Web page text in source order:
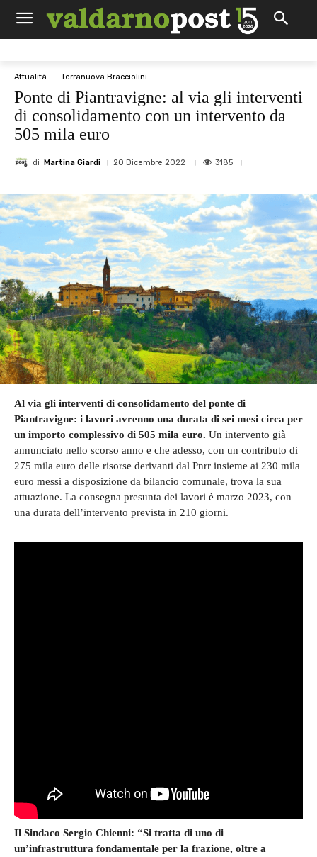
Attualità Terranuova Bracciolini
Ponte di Piantravigne: al via gli interventi
di consolidamento con un intervento da
505 mila euro
di Martina Giardi 20 Dicembre 2022 3185
Al via gli interventi di consolidamento del ponte di
Piantravigne: i lavori avrenno una durata di sei mesi circa per
un importo complessivo di 505 mila euro. Un intervento già
annunciato nello scorso anno e che adesso, con un contributo di
275 mila euro delle risorse derivanti dal Pnrr insieme ai 230 mila
euro messi a disposizione da bilancio comunale, trova la sua
attuazione. La consegna presunta dei lavori è marzo 2023, con
una durata dell’intervento prevista in 210 giorni.
Il Sindaco Sergio Chienni: “Si tratta di uno di
un’infrastruttura fondamentale per la frazione, oltre a